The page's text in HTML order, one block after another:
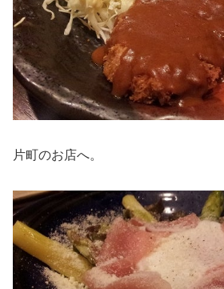
片町のお店へ。